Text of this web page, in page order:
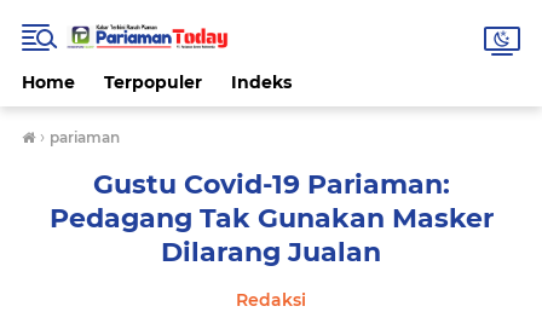
Home Terpopuler Indeks
› pariaman
Gustu Covid-19 Pariaman:
Pedagang Tak Gunakan Masker
Dilarang Jualan
Redaksi